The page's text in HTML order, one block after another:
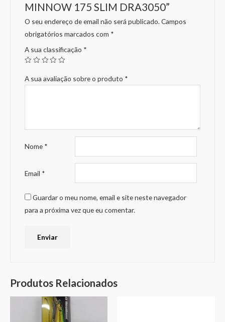
MINNOW 175 SLIM DRA3050”
O seu endereço de email não será publicado. Campos
obrigatórios marcados com *
A sua classificação *
A sua avaliação sobre o produto *
Nome *
Email *
Guardar o meu nome, email e site neste navegador
para a próxima vez que eu comentar.
Produtos Relacionados